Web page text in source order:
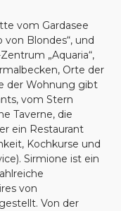
vom Gardasee
Blondes“, und
„Aquaria“,
Orte der
der Wohnung gibt
vom Stern
Taverne, die
ein Restaurant
Kochkurse und
Sirmione ist ein
von
Von der